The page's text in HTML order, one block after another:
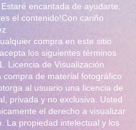
. Estaré encantada de ayudarte.
el contenido!Con cariño
compra en este sitio
los siguientes términos
Licencia de Visualización
compra de material fotográfico
al usuario una licencia de
privada y no exclusiva. Usted
el derecho a visualizar
La propiedad intelectual y los